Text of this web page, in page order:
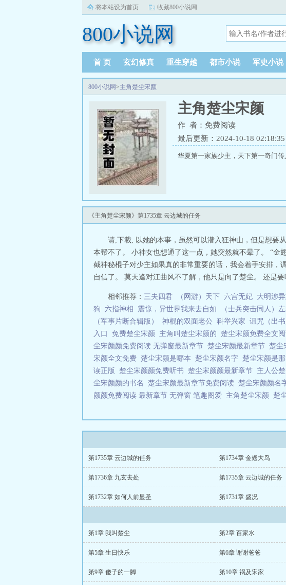
将本站设为首页 收藏800小说网
800小说网
首 页 玄幻修真 重生穿越 都市小说 军史小说
800小说网>主角楚尘宋颜
主角楚尘宋颜
作 者：免费阅读
最后更新：2024-10-18 02:18:35
华夏第一家族少主，天下第一奇门
《主角楚尘宋颜》第1735章 云边城的任务
请,下載, 以她的本事，虽然可以潜入狂神山，但是想要
本帮不了。 小神女也想通了这一点，她突然就不晕了。 “金
截神秘棍子对少主如果真的非常重要的话，我会着手安排，
自信了。 莫天逢对江曲风不了解，他只是向了楚尘。 还是
相邻推荐： 三夫四君 （网游）天下 六宫无妃 大明涉
狗 六指神相 震惊，异世界我来去自如 （士兵突击同人）
（军事片断合辑版）
神棍的双面老公 科举兴家 诅咒（出书
入口 免费楚尘宋颜 主角叫楚尘宋颜的 楚尘宋颜免费全文
尘宋颜颜免费阅读 无弹窗最新章节 楚尘宋颜最新章节 楚尘
宋颜全文免费 楚尘宋颜是哪本 楚尘宋颜名字 楚尘宋颜是
读正版 楚尘宋颜颜免费听书 楚尘宋颜颜最新章节 主人公
尘宋颜颜的书名 楚尘宋颜最新章节免费阅读 楚尘宋颜颜名
颜颜免费阅读 最新章节 无弹窗 笔趣阁爱 主角楚尘宋颜 楚
第1735章 云边城的任务 第1734章 金翅大鸟
第1736章 九玄去处 第1735章 云边城的任务
第1732章 如何人前显圣 第1731章 盛况
第1章 我叫楚尘 第2章 百家水
第5章 生日快乐 第6章 谢谢爸爸
第9章 傻子的一脚 第10章 祸及宋家